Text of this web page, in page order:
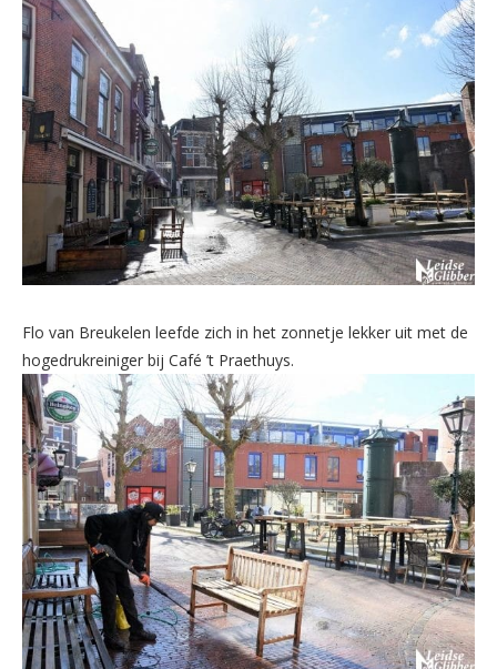
Flo van Breukelen leefde zich in het zonnetje lekker uit met de
hogedrukreiniger bij Café ’t Praethuys.